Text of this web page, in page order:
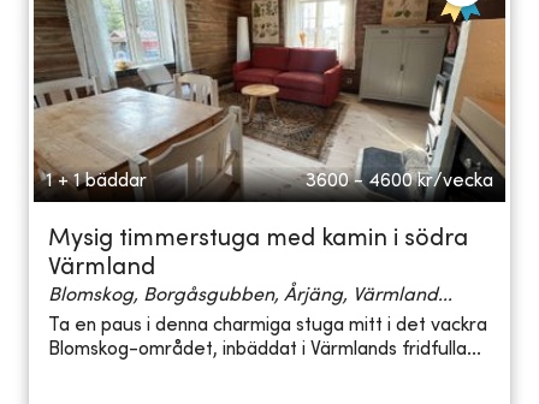
1 + 1 bäddar 3600 - 4600 kr/vecka
Mysig timmerstuga med kamin i södra
Värmland
Blomskog, Borgåsgubben, Årjäng, Värmland...
Ta en paus i denna charmiga stuga mitt i det vackra
Blomskog-området, inbäddat i Värmlands fridfulla...